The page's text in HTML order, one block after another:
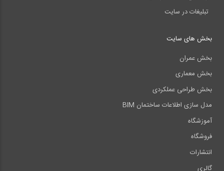
تبلیغات در سایت
بخش های سایت
بخش عمران
بخش معماری
بخش طراحی عملکردی
مدل سازی اطلاعات ساختمان BIM
آموزشگاه
فروشگاه
انتشارات
گالری